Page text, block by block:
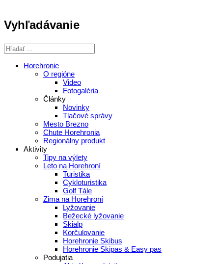
Vyhľadávanie
Horehronie
O regióne
Video
Fotogaléria
Články
Novinky
Tlačové správy
Mesto Brezno
Chute Horehronia
Regionálny produkt
Aktivity
Tipy na výlety
Leto na Horehroní
Turistika
Cykloturistika
Golf Tále
Zima na Horehroní
Lyžovanie
Bežecké lyžovanie
Skialp
Korčulovanie
Horehronie Skibus
Horehronie Skipas & Easy pas
Podujatia